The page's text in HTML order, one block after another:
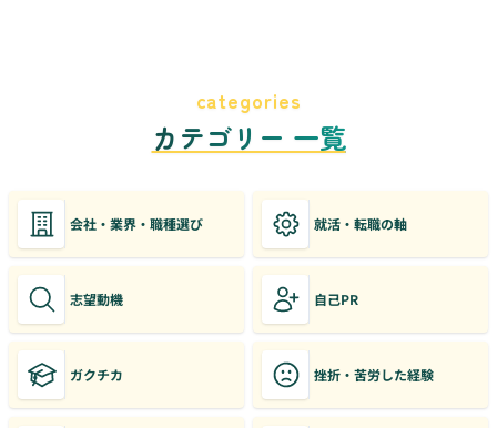
categories
カテゴリー 一覧
会社・業界・職種選び 就活・転職の軸
志望動機 自己PR
ガクチカ 挫折・苦労した経験